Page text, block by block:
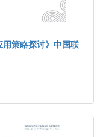
策略探讨》中国联